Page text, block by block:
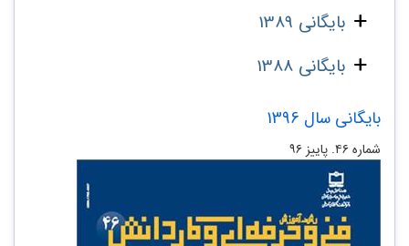
بایگانی 1389
بایگانی 1388
بایگانی سال 1396
شماره ۴۶. پاییز ۹۶